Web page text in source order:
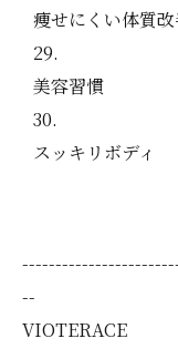
痩せにくい体質
美容習慣
スッキリボディ
--
VIOTERACE